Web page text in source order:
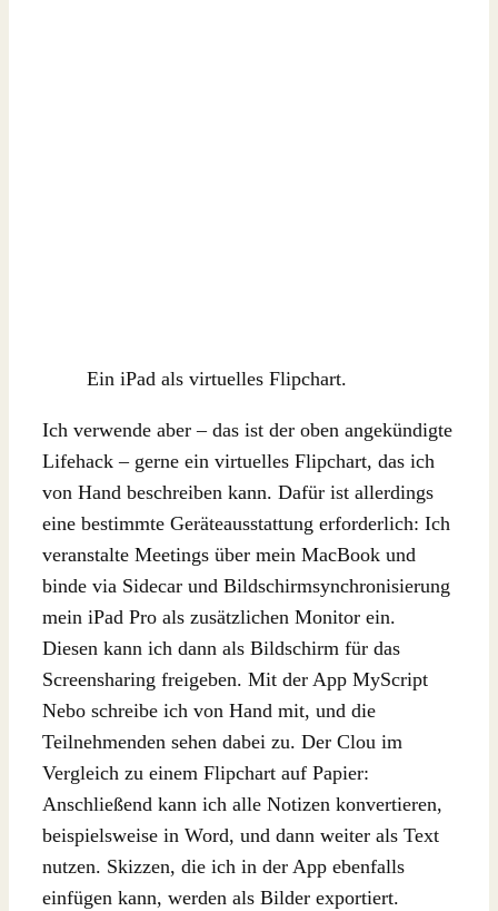
Ein iPad als virtuelles Flipchart.
Ich verwende aber – das ist der oben angekündigte
Lifehack – gerne ein virtuelles Flipchart, das ich
von Hand beschreiben kann. Dafür ist allerdings
eine bestimmte Geräteausstattung erforderlich: Ich
veranstalte Meetings über mein MacBook und
binde via Sidecar und Bildschirmsynchronisierung
mein iPad Pro als zusätzlichen Monitor ein.
Diesen kann ich dann als Bildschirm für das
Screensharing freigeben. Mit der App MyScript
Nebo schreibe ich von Hand mit, und die
Teilnehmenden sehen dabei zu. Der Clou im
Vergleich zu einem Flipchart auf Papier:
Anschließend kann ich alle Notizen konvertieren,
beispielsweise in Word, und dann weiter als Text
nutzen. Skizzen, die ich in der App ebenfalls
einfügen kann, werden als Bilder exportiert.